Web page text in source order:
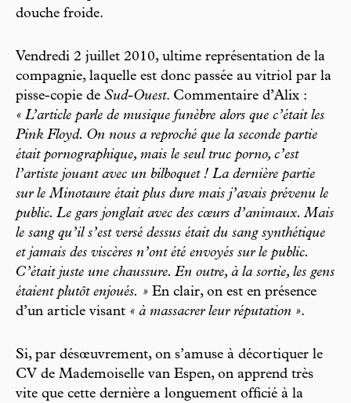
douche froide.
Vendredi 2 juillet 2010, ultime représentation de la
compagnie, laquelle est donc passée au vitriol par la
pisse-copie de Sud-Ouest. Commentaire d’Alix :
« L’article parle de musique funèbre alors que c’était les
Pink Floyd. On nous a reproché que la seconde partie
était pornographique, mais le seul truc porno, c’est
l’artiste jouant avec un bilboquet ! La dernière partie
sur le Minotaure était plus dure mais j’avais prévenu le
public. Le gars jonglait avec des cœurs d’animaux. Mais
le sang qu’il s’est versé dessus était du sang synthétique
et jamais des viscères n’ont été envoyés sur le public.
C’était juste une chaussure. En outre, à la sortie, les gens
étaient plutôt enjoués. » En clair, on est en présence
d’un article visant « à massacrer leur réputation ».
Si, par désœuvrement, on s’amuse à décortiquer le
CV de Mademoiselle van Espen, on apprend très
vite que cette dernière a longuement officié à la